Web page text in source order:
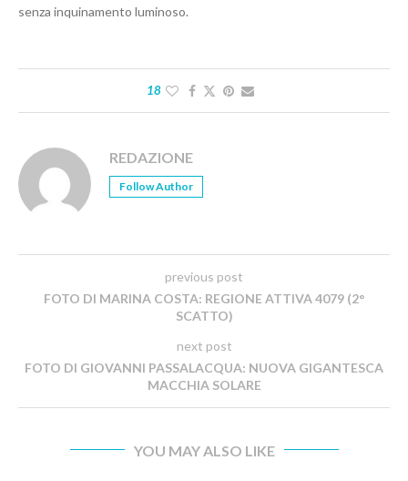
senza inquinamento luminoso.
18
REDAZIONE
Follow Author
previous post
FOTO DI MARINA COSTA: REGIONE ATTIVA 4079 (2°
SCATTO)
next post
FOTO DI GIOVANNI PASSALACQUA: NUOVA GIGANTESCA
MACCHIA SOLARE
YOU MAY ALSO LIKE